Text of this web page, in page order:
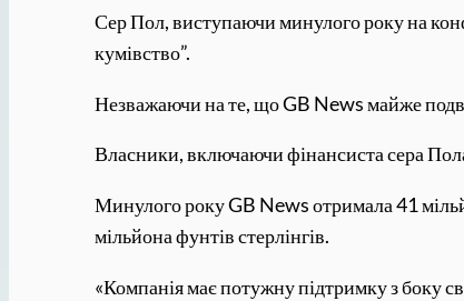
Сер Пол, виступаючи минулого року на
кумівство”.
Незважаючи на те, що GB News майже
Власники, включаючи фінансиста сера
Минулого року GB News отримала 41
мільйона фунтів стерлінгів.
«Компанія має потужну підтримку з боку